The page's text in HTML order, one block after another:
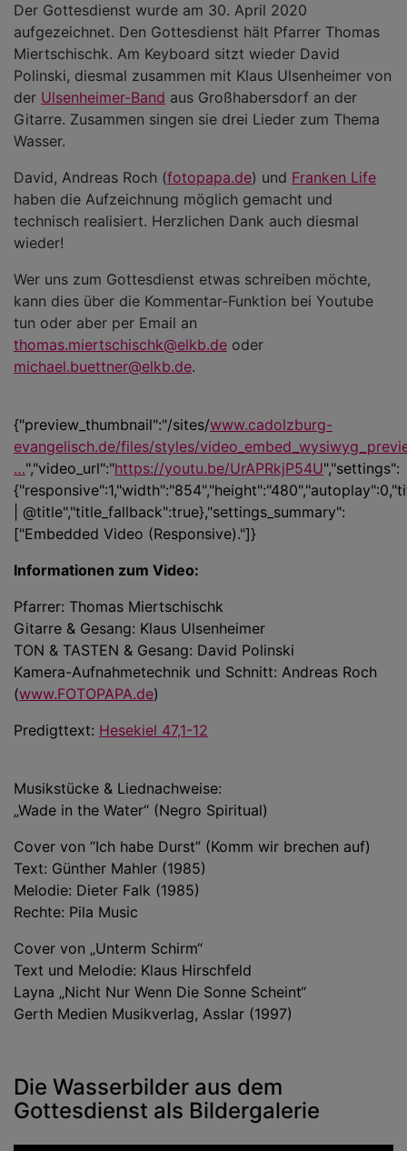
Der Gottesdienst wurde am 30. April 2020
aufgezeichnet. Den Gottesdienst hält Pfarrer Thomas
Miertschischk. Am Keyboard sitzt wieder David
Polinski, diesmal zusammen mit Klaus Ulsenheimer von
der Ulsenheimer-Band aus Großhabersdorf an der
Gitarre. Zusammen singen sie drei Lieder zum Thema
Wasser.
David, Andreas Roch (fotopapa.de) und Franken Life
haben die Aufzeichnung möglich gemacht und
technisch realisiert. Herzlichen Dank auch diesmal
wieder!
Wer uns zum Gottesdienst etwas schreiben möchte,
kann dies über die Kommentar-Funktion bei Youtube
tun oder aber per Email an
thomas.miertschischk@elkb.de oder
michael.buettner@elkb.de.
{"preview_thumbnail":"/sites/www.cadolzburg-
evangelisch.de/files/styles/
…","video_url":"https://youtu.be/UrAPRkjP54U","settings":
| @title","title_fallback":true},"settings_summary":
["Embedded Video (Responsive)."]}
Informationen zum Video:
Pfarrer: Thomas Miertschischk
Gitarre & Gesang: Klaus Ulsenheimer
TON & TASTEN & Gesang: David Polinski
Kamera-Aufnahmetechnik und Schnitt: Andreas Roch
(www.FOTOPAPA.de)
Predigttext: Hesekiel 47,1-12
Musikstücke & Liednachweise:
„Wade in the Water“ (Negro Spiritual)
Cover von “Ich habe Durst” (Komm wir brechen auf)
Text: Günther Mahler (1985)
Melodie: Dieter Falk (1985)
Rechte: Pila Music
Cover von „Unterm Schirm“
Text und Melodie: Klaus Hirschfeld
Layna „Nicht Nur Wenn Die Sonne Scheint“
Gerth Medien Musikverlag, Asslar (1997)
Die Wasserbilder aus dem
Gottesdienst als Bildergalerie